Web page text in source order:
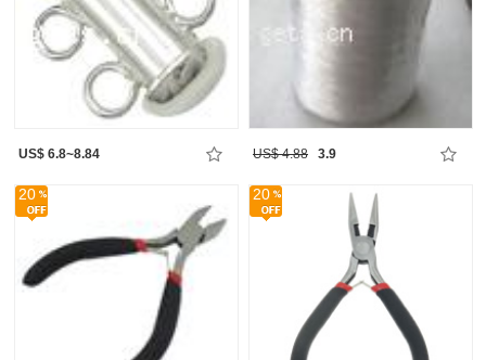
US$ 6.8~8.84 US$ 4.88 3.9
20 20